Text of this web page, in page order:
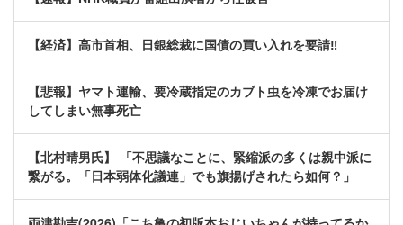
【経済】高市首相、日銀総裁に国債の買い入れを要請‼
【悲報】ヤマト運輸、要冷蔵指定のカブト虫を冷凍でお届け
してしまい無事死亡
【北村晴男氏】 「不思議なことに、緊縮派の多くは親中派に
繋がる。「日本弱体化議連」でも旗揚げされたら如何？」